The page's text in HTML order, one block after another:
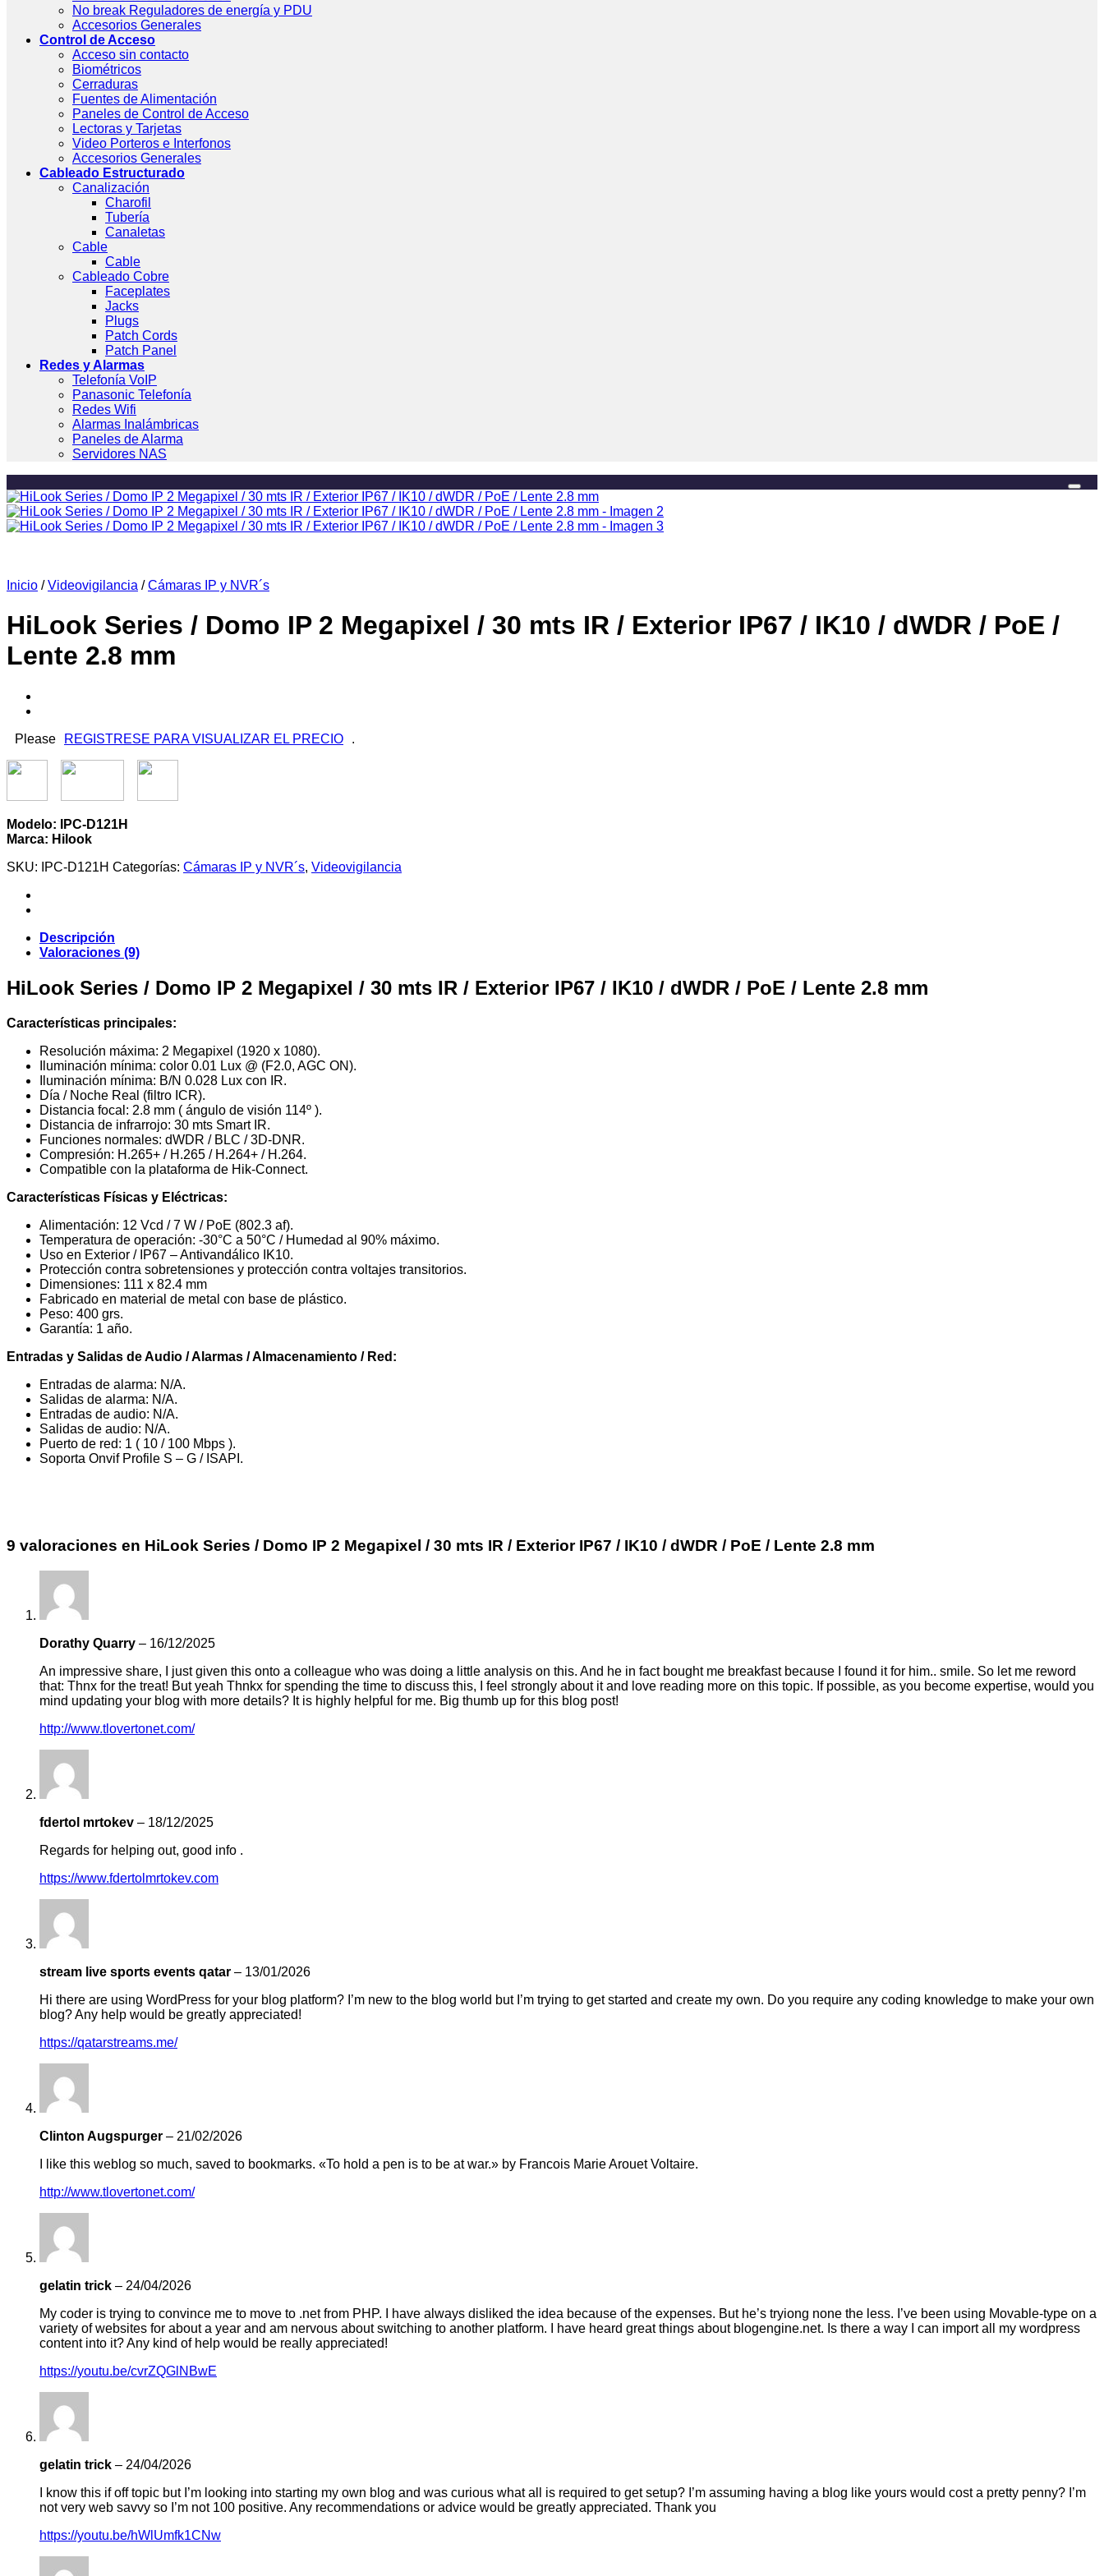
No break Reguladores de energía y PDU
Accesorios Generales
Control de Acceso
Acceso sin contacto
Biométricos
Cerraduras
Fuentes de Alimentación
Paneles de Control de Acceso
Lectoras y Tarjetas
Video Porteros e Interfonos
Accesorios Generales
Cableado Estructurado
Canalización
Charofil
Tubería
Canaletas
Cable
Cable
Cableado Cobre
Faceplates
Jacks
Plugs
Patch Cords
Patch Panel
Redes y Alarmas
Telefonía VoIP
Panasonic Telefonía
Redes Wifi
Alarmas Inalámbricas
Paneles de Alarma
Servidores NAS
Añadir a la lista de deseos
Inicio / Videovigilancia / Cámaras IP y NVR´s
HiLook Series / Domo IP 2 Megapixel / 30 mts IR / Exterior IP67 / IK10 / dWDR / PoE /
Lente 2.8 mm
Please REGISTRESE PARA VISUALIZAR EL PRECIO .
Modelo: IPC-D121H
Marca: Hilook
SKU:
IPC-D121H Categorías: Cámaras IP y NVR´s, Videovigilancia
Descripción
Valoraciones (9)
HiLook Series / Domo IP 2 Megapixel / 30 mts IR / Exterior IP67 / IK10 / dWDR / PoE / Lente 2.8 mm
Características principales:
Resolución máxima: 2 Megapixel (1920 x 1080).
Iluminación mínima: color 0.01 Lux @ (F2.0, AGC ON).
Iluminación mínima: B/N 0.028 Lux con IR.
Día / Noche Real (filtro ICR).
Distancia focal: 2.8 mm ( ángulo de visión 114º ).
Distancia de infrarrojo: 30 mts Smart IR.
Funciones normales: dWDR / BLC / 3D-DNR.
Compresión: H.265+ / H.265 / H.264+ / H.264.
Compatible con la plataforma de Hik-Connect.
Características Físicas y Eléctricas:
Alimentación: 12 Vcd / 7 W / PoE (802.3 af).
Temperatura de operación: -30°C a 50°C / Humedad al 90% máximo.
Uso en Exterior / IP67 – Antivandálico IK10.
Protección contra sobretensiones y protección contra voltajes transitorios.
Dimensiones: 111 x 82.4 mm
Fabricado en material de metal con base de plástico.
Peso: 400 grs.
Garantía: 1 año.
Entradas y Salidas de Audio / Alarmas / Almacenamiento / Red:
Entradas de alarma: N/A.
Salidas de alarma: N/A.
Entradas de audio: N/A.
Salidas de audio: N/A.
Puerto de red: 1 ( 10 / 100 Mbps ).
Soporta Onvif Profile S – G / ISAPI.
9 valoraciones en HiLook Series / Domo IP 2 Megapixel / 30 mts IR / Exterior IP67 / IK10 / dWDR / PoE / Lente 2.8 mm
Dorathy Quarry – 16/12/2025
An impressive share, I just given this onto a colleague who was doing a little analysis on this. And he in fact bought me breakfast because I found it for him.. smile. So let me reword
that: Thnx for the treat! But yeah Thnkx for spending the time to discuss this, I feel strongly about it and love reading more on this topic. If possible, as you become expertise, would you
mind updating your blog with more details? It is highly helpful for me. Big thumb up for this blog post!
http://www.tlovertonet.com/
fdertol mrtokev – 18/12/2025
Regards for helping out, good info .
https://www.fdertolmrtokev.com
stream live sports events qatar – 13/01/2026
Hi there are using WordPress for your blog platform? I’m new to the blog world but I’m trying to get started and create my own. Do you require any coding knowledge to make your own
blog? Any help would be greatly appreciated!
https://qatarstreams.me/
Clinton Augspurger – 21/02/2026
I like this weblog so much, saved to bookmarks. «To hold a pen is to be at war.» by Francois Marie Arouet Voltaire.
http://www.tlovertonet.com/
gelatin trick – 24/04/2026
My coder is trying to convince me to move to .net from PHP. I have always disliked the idea because of the expenses. But he’s tryiong none the less. I’ve been using Movable-type on a
variety of websites for about a year and am nervous about switching to another platform. I have heard great things about blogengine.net. Is there a way I can import all my wordpress
content into it? Any kind of help would be really appreciated!
https://youtu.be/cvrZQGlNBwE
gelatin trick – 24/04/2026
I know this if off topic but I’m looking into starting my own blog and was curious what all is required to get setup? I’m assuming having a blog like yours would cost a pretty penny? I’m
not very web savvy so I’m not 100 positive. Any recommendations or advice would be greatly appreciated. Thank you
https://youtu.be/hWlUmfk1CNw